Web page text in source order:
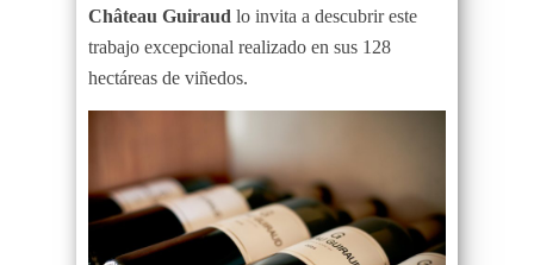
Château Guiraud lo invita a descubrir este
trabajo excepcional realizado en sus 128
hectáreas de viñedos.